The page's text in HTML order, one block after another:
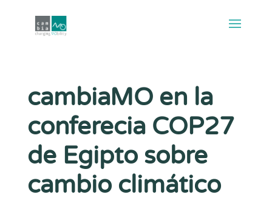
cambiaMO en la
conferecia COP27
de Egipto sobre
cambio climático